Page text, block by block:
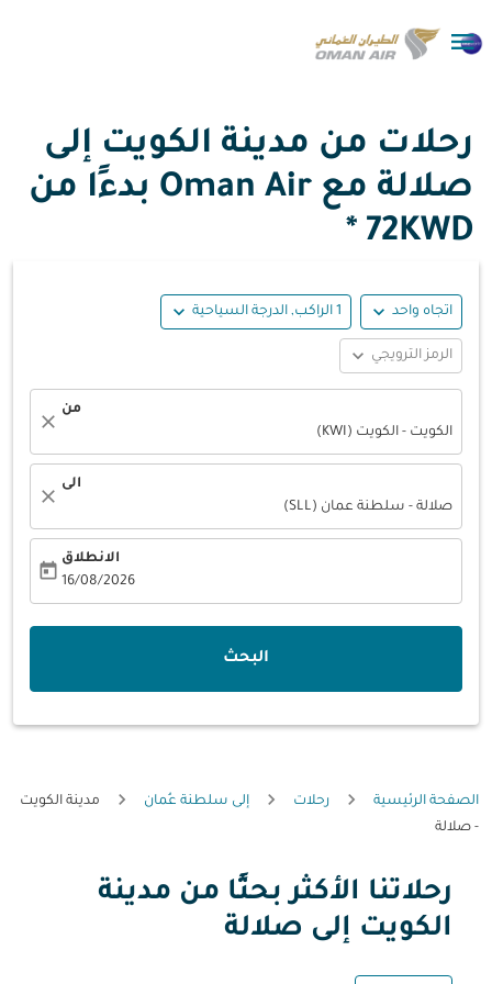

رحلات من مدينة الكويت إلى
صلالة مع Oman Air بدءًا من
72KWD *
اتجاه واحد expand_more 1 الراكب, الدرجة السياحية expand_more
الرمز الترويجي expand_more
من
الكويت - الكويت (KWI)
close
الى
صلالة - سلطنة عمان (SLL)
close
الانطلاق
16/08/2026
today
البحث
الصفحة الرئيسية رحلات إلى سلطنة عُمان
مدينة الكويت
- صلالة
رحلاتنا الأكثر بحثًا من مدينة
الكويت إلى صلالة